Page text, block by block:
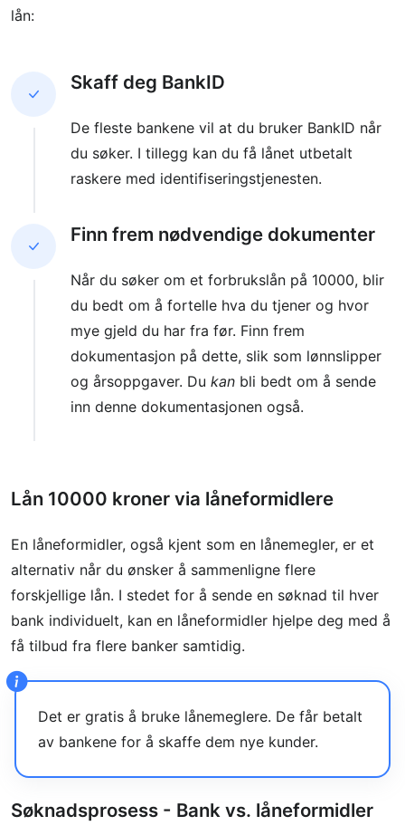
lån:
Skaff deg BankID
De fleste bankene vil at du bruker BankID når
du søker. I tillegg kan du få lånet utbetalt
raskere med identifiseringstjenesten.
Finn frem nødvendige dokumenter
Når du søker om et forbrukslån på 10000, blir
du bedt om å fortelle hva du tjener og hvor
mye gjeld du har fra før. Finn frem
dokumentasjon på dette, slik som lønnslipper
og årsoppgaver. Du kan bli bedt om å sende
inn denne dokumentasjonen også.
Lån 10000 kroner via låneformidlere
En låneformidler, også kjent som en lånemegler, er et
alternativ når du ønsker å sammenligne flere
forskjellige lån. I stedet for å sende en søknad til hver
bank individuelt, kan en låneformidler hjelpe deg med å
få tilbud fra flere banker samtidig.
Det er gratis å bruke lånemeglere. De får betalt
av bankene for å skaffe dem nye kunder.
Søknadsprosess - Bank vs. låneformidler